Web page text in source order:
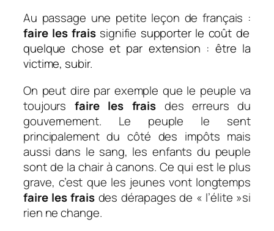
Au passage une petite leçon de français :
faire les fraissignifie supporter le coût de
quelque chose et par extension : être la
victime, subir.
On peut dire par exemple que le peuple va
toujours faire les frais des erreurs du
gouvernement. Le peuple le sent
principalement du côté des impôts mais
aussi dans le sang, les enfants du peuple
sont de la chair à canons. Ce qui est le plus
grave, c’est que les jeunes vont longtemps
faire les frais des dérapages de « l’élite »si
rien ne change.